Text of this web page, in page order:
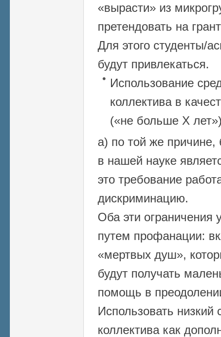
«вырасти» из
претендовать на
Для этого студенты/
будут привлекаться.
Использование
коллектива в
(«не больше Х
а) по той же
в нашей науке
это требование
дискриминацию.
Оба эти ограничения
путем профанации:
«мертвых душ»,
будут получать
помощь в
Использовать низкий
коллектива как